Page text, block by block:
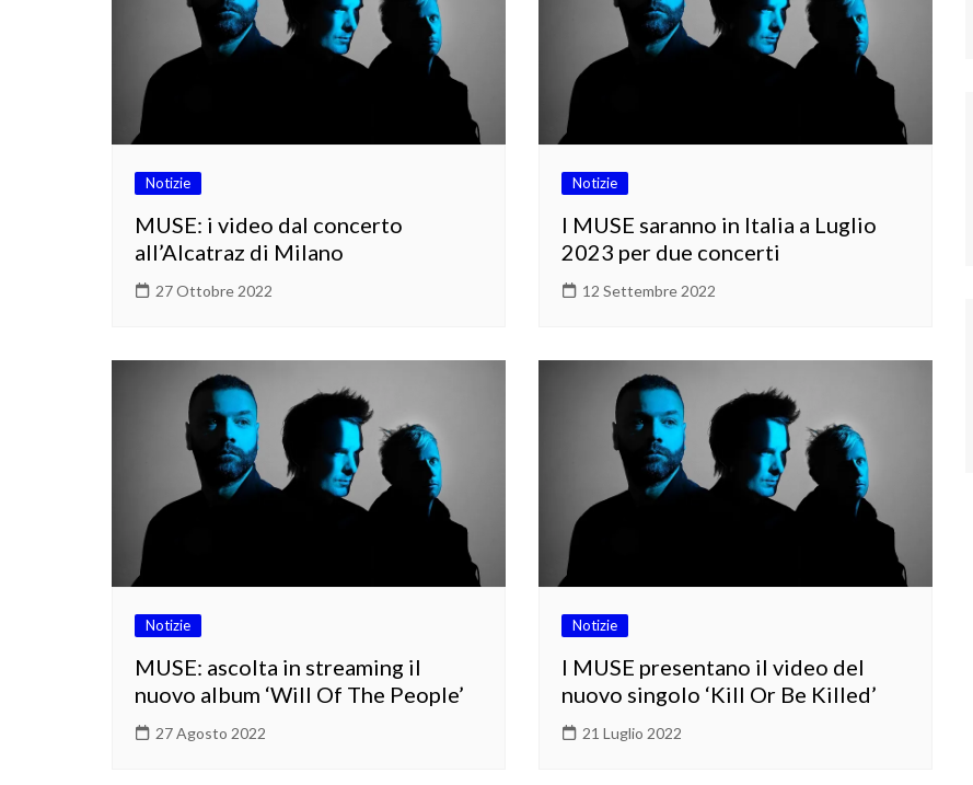
Notizie
MUSE: i video dal concerto
all’Alcatraz di Milano
27 Ottobre 2022
Notizie
I MUSE saranno in Italia a Luglio
2023 per due concerti
12 Settembre 2022
Notizie
MUSE: ascolta in streaming il
nuovo album ‘Will Of The People’
27 Agosto 2022
Notizie
I MUSE presentano il video del
nuovo singolo ‘Kill Or Be Killed’
21 Luglio 2022